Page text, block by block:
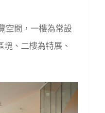
空間，一樓為常設
、二樓為特展、